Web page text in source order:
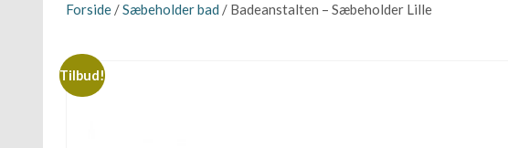
Forside /Sæbeholder bad / Badeanstalten – Sæbeholder Lille
Tilbud!